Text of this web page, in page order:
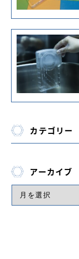
カテゴリー
アーカイブ